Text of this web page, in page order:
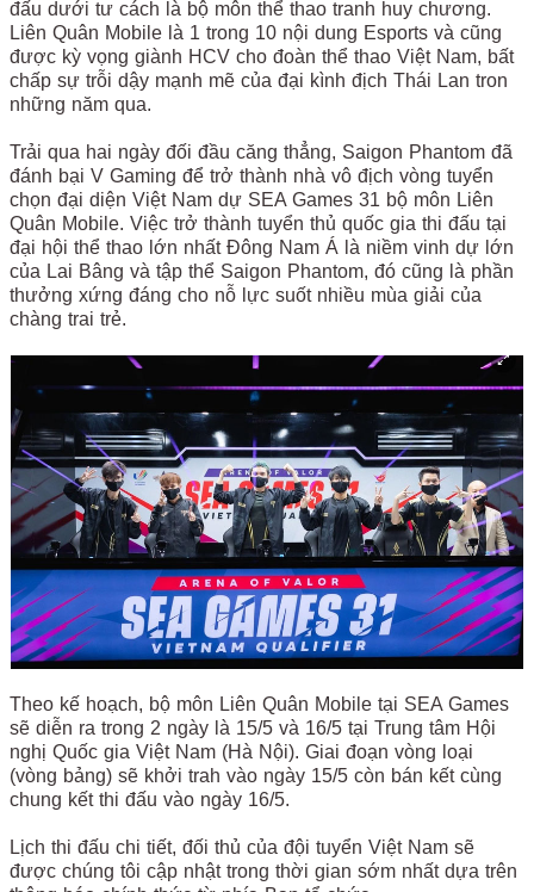
đấu dưới tư cách là bộ môn thể thao tranh huy chương.
Liên Quân Mobile là 1 trong 10 nội dung Esports và cũng
được kỳ vọng giành HCV cho đoàn thể thao Việt Nam, bất
chấp sự trỗi dậy mạnh mẽ của đại kình địch Thái Lan tron
những năm qua.
Trải qua hai ngày đối đầu căng thẳng, Saigon Phantom đã
đánh bại V Gaming để trở thành nhà vô địch vòng tuyển
chọn đại diện Việt Nam dự SEA Games 31 bộ môn Liên
Quân Mobile. Việc trở thành tuyển thủ quốc gia thi đấu tại
đại hội thể thao lớn nhất Đông Nam Á là niềm vinh dự lớn
của Lai Bâng và tập thể Saigon Phantom, đó cũng là phần
thưởng xứng đáng cho nỗ lực suốt nhiều mùa giải của
chàng trai trẻ.
Theo kế hoạch, bộ môn Liên Quân Mobile tại SEA Games
sẽ diễn ra trong 2 ngày là 15/5 và 16/5 tại Trung tâm Hội
nghị Quốc gia Việt Nam (Hà Nội). Giai đoạn vòng loại
(vòng bảng) sẽ khởi trah vào ngày 15/5 còn bán kết cùng
chung kết thi đấu vào ngày 16/5.
Lịch thi đấu chi tiết, đối thủ của đội tuyển Việt Nam sẽ
được chúng tôi cập nhật trong thời gian sớm nhất dựa trên